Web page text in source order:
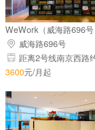
WeWork（威海路696号
威海路696号
距离2号线南京西路
米
3600元/月起